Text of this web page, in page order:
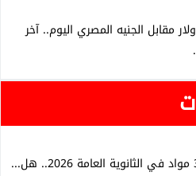
مقابل الجنيه المصري اليوم.. آخر